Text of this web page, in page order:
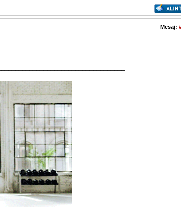
Mesaj: